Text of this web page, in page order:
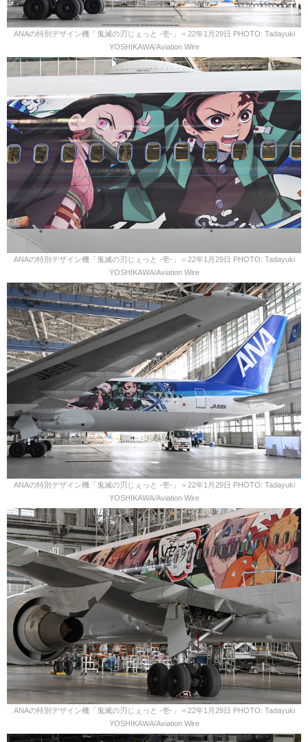
ANAの特別デザイン機「鬼滅の刃じぇっと -壱-」＝22年1月29日 PHOTO: Tadayuki
YOSHIKAWA/Aviation Wire
ANAの特別デザイン機「鬼滅の刃じぇっと -壱-」＝22年1月29日 PHOTO: Tadayuki
YOSHIKAWA/Aviation Wire
ANAの特別デザイン機「鬼滅の刃じぇっと -壱-」＝22年1月29日 PHOTO: Tadayuki
YOSHIKAWA/Aviation Wire
ANAの特別デザイン機「鬼滅の刃じぇっと -壱-」＝22年1月29日 PHOTO: Tadayuki
YOSHIKAWA/Aviation Wire